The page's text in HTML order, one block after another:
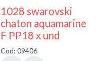
1028 swarovski
chaton aquamarine
F PP18 x und
Cod: 09406